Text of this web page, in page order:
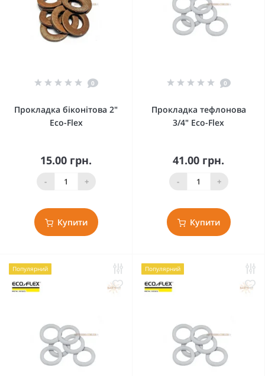
0
Прокладка біконітова 2"
Eco-Flex
15.00 грн.
- +
Купити
0
Прокладка тефлонова
3/4" Eco-Flex
41.00 грн.
- +
Купити
Популярний Популярний